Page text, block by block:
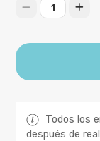
1
Todos los
después de